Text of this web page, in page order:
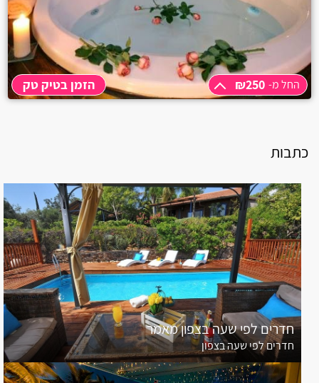
בית דגן
אשרת
אלקוש
אכזיב
אליקים
אחיהוד
אחיטוב
אבטליון
אביאל
אביבים
אביגדור
הזמן בטיק טק החל מ- ₪250
כתבות
חדרים לפי שעה בצפון מאמר
חדרים לפי שעה בצפון